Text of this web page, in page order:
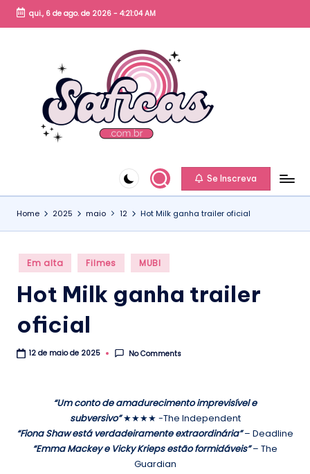
Skip
qui., 6 de ago. de 2026- 4:21:04 AM
S
a
a
s.
o
m
.
b
r
Se Inscreva
Home 2025 maio 12 Hot Milk ganha trailer oficial
Posted
in
Em alta Filmes MUBI
Hot Milk ganha trailer
oficial
12 de maio de 2025 No Comments
“Um conto de amadurecimento imprevisível e
subversivo”★★★★ -The Independent
“Fiona Shaw está verdadeiramente extraordinária”– Deadline
“Emma Mackey e Vicky Krieps estão formidáveis”– The
Guardian